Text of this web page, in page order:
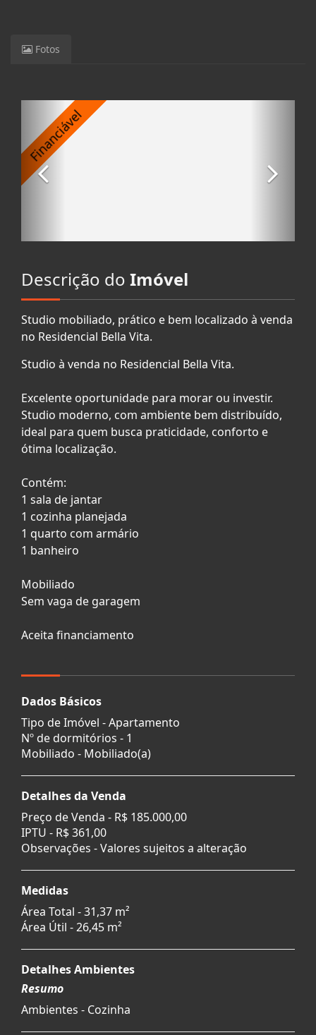
Fotos
Descrição do Imóvel
Studio mobiliado, prático e bem localizado à venda
no Residencial Bella Vita.
Studio à venda no Residencial Bella Vita.
Excelente oportunidade para morar ou investir.
Studio moderno, com ambiente bem distribuído,
ideal para quem busca praticidade, conforto e
ótima localização.
Contém:
1 sala de jantar
1 cozinha planejada
1 quarto com armário
1 banheiro
Mobiliado
Sem vaga de garagem
Aceita financiamento
Dados Básicos
Tipo de Imóvel - Apartamento
Nº de dormitórios - 1
Mobiliado - Mobiliado(a)
Detalhes da Venda
Preço de Venda - R$ 185.000,00
IPTU - R$ 361,00
Observações - Valores sujeitos a alteração
Medidas
Área Total - 31,37 m²
Área Útil - 26,45 m²
Detalhes Ambientes
Resumo
Ambientes - Cozinha